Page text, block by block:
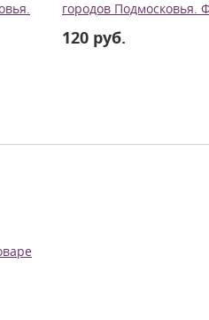
городов Подмосковья.
120 руб.